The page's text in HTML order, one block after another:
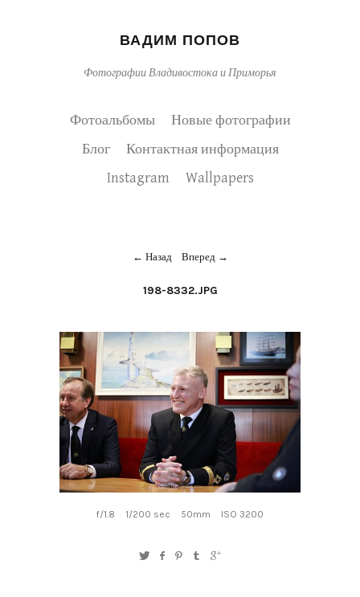
ВАДИМ ПОПОВ
Фотографии Владивостока и Приморья
Фотоальбомы
Новые фотографии
Блог
Контактная информация
Instagram
Wallpapers
Назад Вперед
198-8332.JPG
f/1.8 1/200 sec 50mm ISO 3200